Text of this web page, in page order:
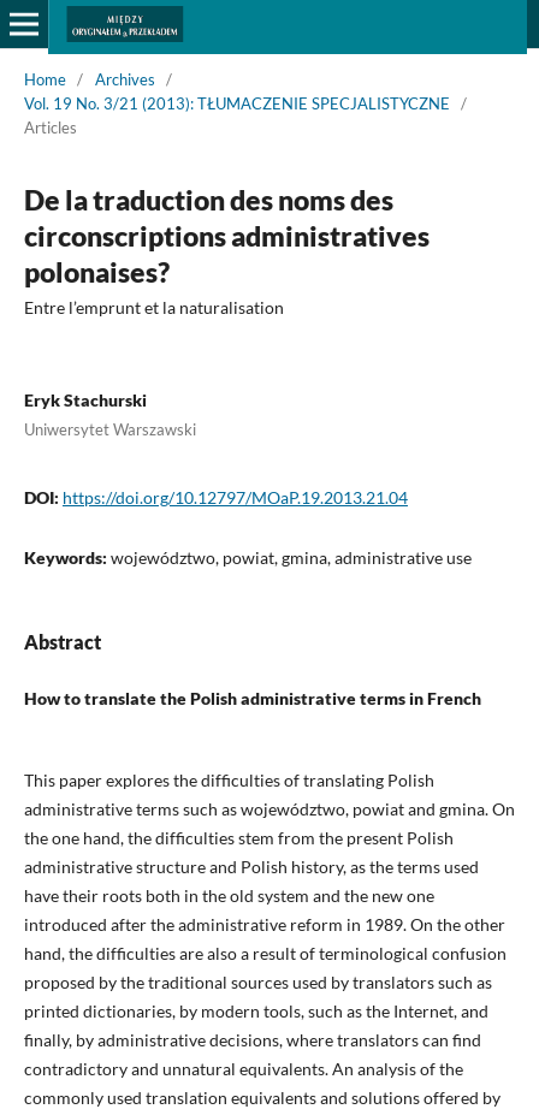
Home / Archives
/
Vol. 19 No. 3/21 (2013): TŁUMACZENIE SPECJALISTYCZNE
/
Articles
De la traduction des noms des
circonscriptions administratives
polonaises?
Entre l’emprunt et la naturalisation
Eryk Stachurski
Uniwersytet Warszawski
DOI: https://doi.org/10.12797/MOaP.19.2013.21.04
Keywords: województwo, powiat, gmina, administrative use
Abstract
How to translate the Polish administrative terms in French
This paper explores the difficulties of translating Polish
administrative terms such as województwo, powiat and gmina. On
the one hand, the difficulties stem from the present Polish
administrative structure and Polish history, as the terms used
have their roots both in the old system and the new one
introduced after the administrative reform in 1989. On the other
hand, the difficulties are also a result of terminological confusion
proposed by the traditional sources used by translators such as
printed dictionaries, by modern tools, such as the Internet, and
finally, by administrative decisions, where translators can find
contradictory and unnatural equivalents. An analysis of the
commonly used translation equivalents and solutions offered by